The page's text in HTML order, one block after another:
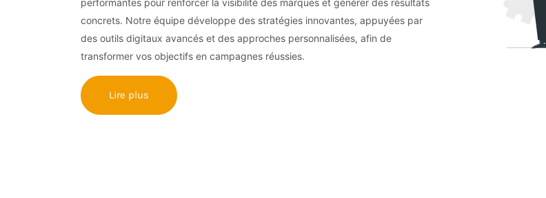
performantes pour renforcer la visibilité des marques et générer des résultats
concrets. Notre équipe développe des stratégies innovantes, appuyées par
des outils digitaux avancés et des approches personnalisées, afin de
transformer vos objectifs en campagnes réussies.
Lire plus